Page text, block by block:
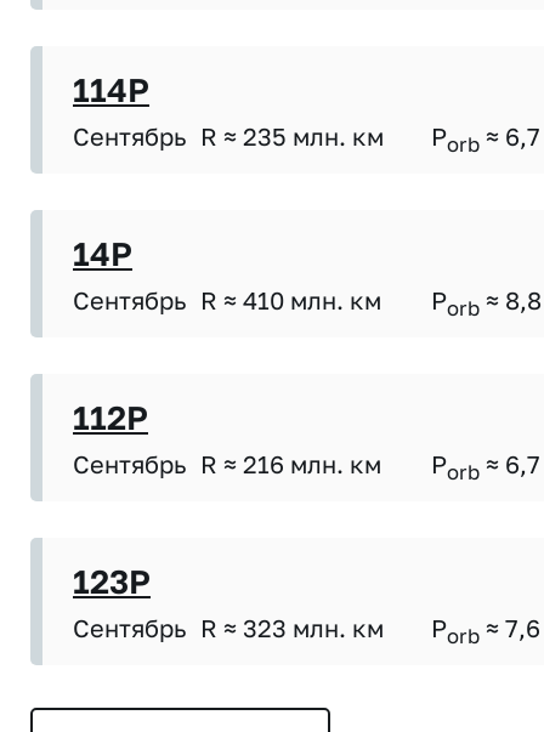
114P
Сентябрь R ≈ 235 млн. км Porb ≈ 6,7
14P
Сентябрь R ≈ 410 млн. км Porb ≈ 8,8
112P
Сентябрь R ≈ 216 млн. км Porb ≈ 6,7
123P
Сентябрь R ≈ 323 млн. км Porb ≈ 7,6